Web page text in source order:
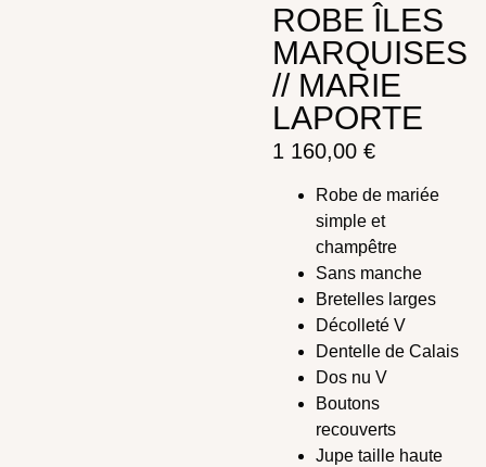
ROBE ÎLES
MARQUISES
// MARIE
LAPORTE
1 160,00 €
Robe de mariée
simple et
champêtre
Sans manche
Bretelles larges
Décolleté V
Dentelle de Calais
Dos nu V
Boutons
recouverts
Jupe taille haute